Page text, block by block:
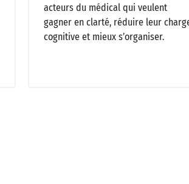
acteurs du médical qui veulent
gagner en clarté, réduire leur
cognitive et mieux s’organiser.